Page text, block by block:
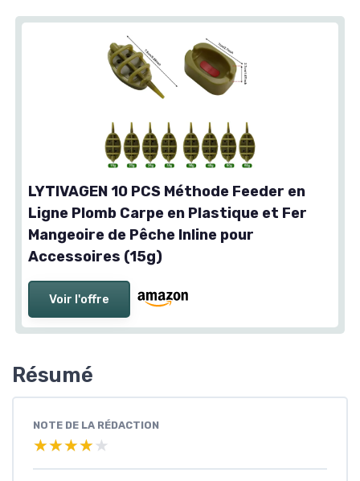
LYTIVAGEN 10 PCS Méthode Feeder en
Ligne Plomb Carpe en Plastique et Fer
Mangeoire de Pêche Inline pour
Accessoires (15g)
Voir l'offre
Résumé
NOTE DE LA RÉDACTION
★★★★★
★★★★★